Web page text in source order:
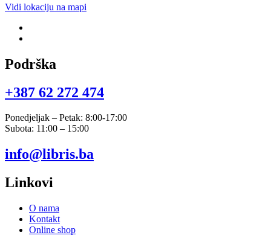
Vidi lokaciju na mapi
Podrška
+387 62 272 474​
Ponedjeljak – Petak: 8:00-17:00
Subota: 11:00 – 15:00
info@libris.ba
Linkovi
O nama
Kontakt
Online shop